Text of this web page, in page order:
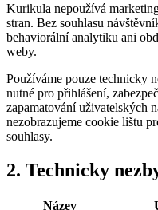
Kurikula nepoužívá
stran. Bez souhlasu
behaviorální analytiku ani
weby.
Používáme pouze technicky
nutné pro přihlášení,
zapamatování uživatelských
nezobrazujeme cookie lištu
souhlasy.
2. Technicky
Název